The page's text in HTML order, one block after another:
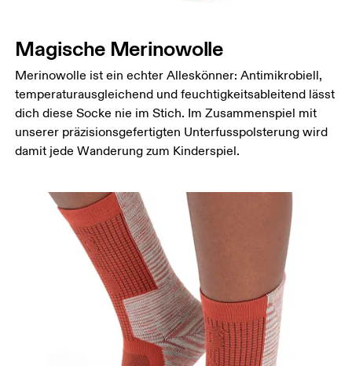
Magische Merinowolle
Merinowolle ist ein echter Alleskönner: Antimikrobiell,
temperaturausgleichend und feuchtigkeitsableitend lässt
dich diese Socke nie im Stich. Im Zusammenspiel mit
unserer präzisionsgefertigten Unterfusspolsterung wird
damit jede Wanderung zum Kinderspiel.